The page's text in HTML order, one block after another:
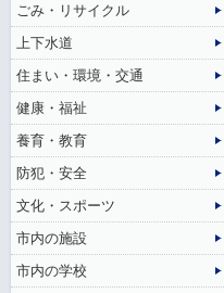
ごみ・リサイクル
上下水道
住まい・環境・交通
健康・福祉
養育・教育
防犯・安全
文化・スポーツ
市内の施設
市内の学校